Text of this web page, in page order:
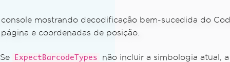
// An empty result is not an exception
— it means no barcode matched the conf
if
(results == null || results. Count
=
Se ExpectBarcodeTypes
não incluir a simbologia atual, a